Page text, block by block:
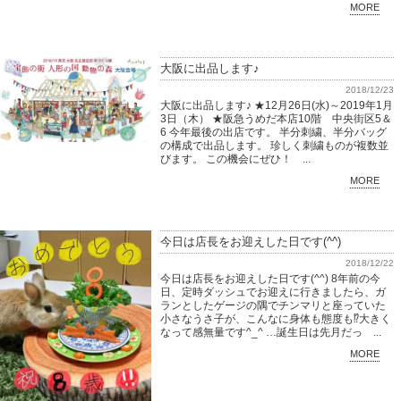
MORE
大阪に出品します♪
2018/12/23
大阪に出品します♪ ★12月26日(水)～2019年1月
3日（木） ★阪急うめだ本店10階 中央街区5＆
6 今年最後の出店です。 半分刺繍、半分バッグ
の構成で出品します。 珍しく刺繍ものが複数並
びます。 この機会にぜひ！ ...
MORE
今日は店長をお迎えした日です(^^)
2018/12/22
今日は店長をお迎えした日です(^^) 8年前の今
日、定時ダッシュでお迎えに行きましたら、ガ
ランとしたゲージの隅でチンマリと座っていた
小さなうさ子が、こんなに身体も態度も⁉️大きく
なって感無量です^_^ …誕生日は先月だっ ...
MORE